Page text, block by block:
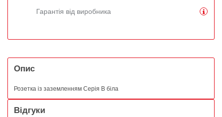
Гарантія від виробника
Опис
Розетка із заземленням Серія В біла
Відгуки